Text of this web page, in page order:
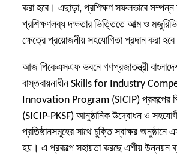
করা হবে। এছাড়া, প্রশিক্ষণ সফলভাবে সম্পন্ন
প্রশিক্ষণলব্ধ দক্ষতার ভিত্তিতে আত্ম ও
ক্ষেত্রে প্রয়োজনীয় সহযোগিতা প্রদান করা
আজ পিকেএসএফ ভবনে গণপ্রজাতন্ত্রী
বাস্তবায়নাধীন Skills for Industry
Innovation Program (SICIP) প্রকল্পের
(SICIP-PKSF) আনুষ্ঠানিক উদ্বোধন ও
প্রতিষ্ঠানসমূহের সাথে চুক্তি স্বাক্ষর অনুষ্ঠানে
হয়। এ প্রকল্পে সহায়তা করছে এশীয় উন্নয়ন